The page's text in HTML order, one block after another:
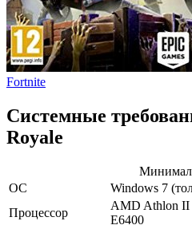
Fortnite
Системные
Royale
ОС
Windows 7
Процессор
AMD Athlon II
E6400